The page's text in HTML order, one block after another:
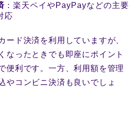
：楽天ペイやPayPayなどの主要
応
ード決済を利用していますが、
なったときでも即座にポイント
便利です。一方、利用額を管理
やコンビニ決済も良いでしょ